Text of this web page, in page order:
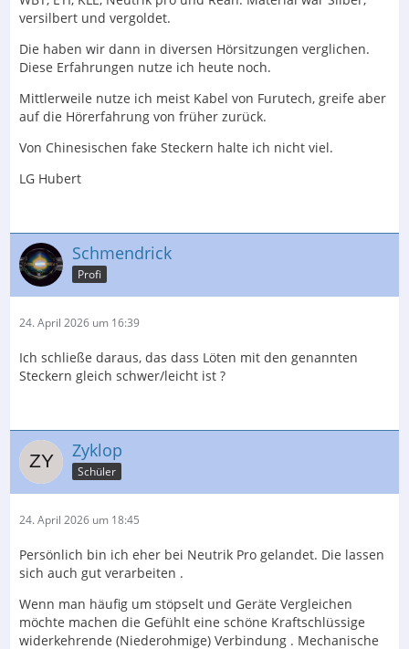
versilbert und vergoldet.
Die haben wir dann in diversen Hörsitzungen verglichen.
Diese Erfahrungen nutze ich heute noch.
Mittlerweile nutze ich meist Kabel von Furutech, greife aber
auf die Hörerfahrung von früher zurück.
Von Chinesischen fake Steckern halte ich nicht viel.
LG Hubert
Schmendrick
Profi
24. April 2026 um 16:39
Ich schließe daraus, das dass Löten mit den genannten
Steckern gleich schwer/leicht ist ?
Zyklop
Schüler
24. April 2026 um 18:45
Persönlich bin ich eher bei Neutrik Pro gelandet. Die lassen
sich auch gut verarbeiten .
Wenn man häufig um stöpselt und Geräte Vergleichen
möchte machen die Gefühlt eine schöne Kraftschlüssige
widerkehrende (Niederohmige) Verbindung . Mechanische